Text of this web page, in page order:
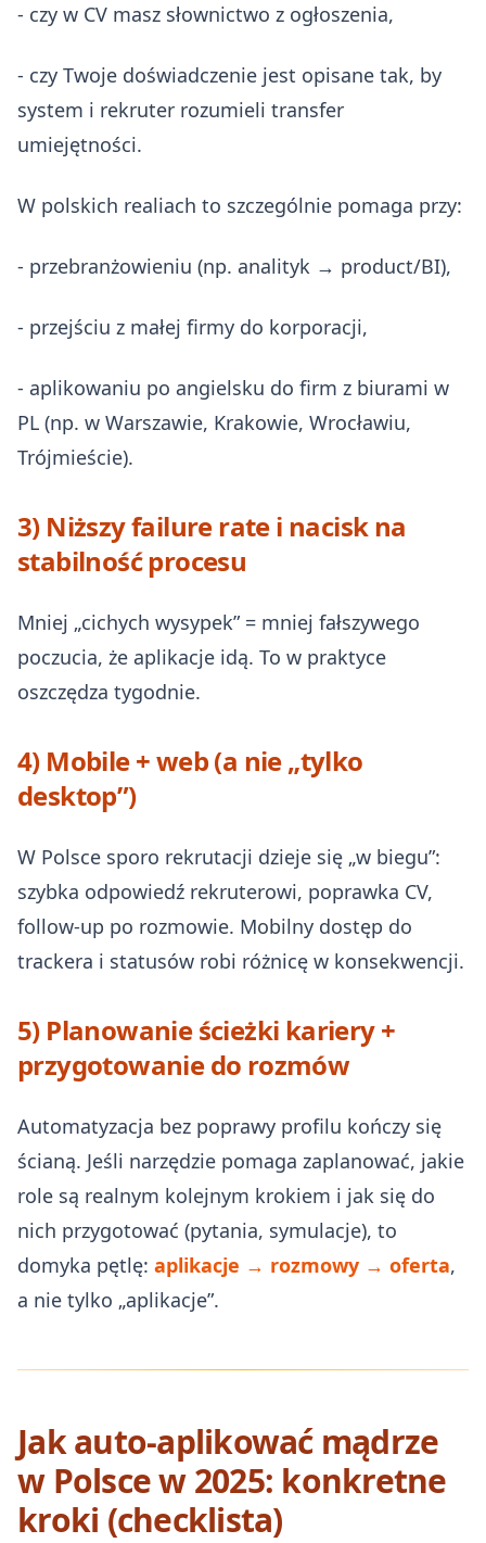
- czy w CV masz słownictwo z ogłoszenia,
- czy Twoje doświadczenie jest opisane tak, by
system i rekruter rozumieli transfer
umiejętności.
W polskich realiach to szczególnie pomaga przy:
- przebranżowieniu (np. analityk → product/BI),
- przejściu z małej firmy do korporacji,
- aplikowaniu po angielsku do firm z biurami w
PL (np. w Warszawie, Krakowie, Wrocławiu,
Trójmieście).
3) Niższy failure rate i nacisk na
stabilność procesu
Mniej „cichych wysypek” = mniej fałszywego
poczucia, że aplikacje idą. To w praktyce
oszczędza tygodnie.
4) Mobile + web (a nie „tylko
desktop”)
W Polsce sporo rekrutacji dzieje się „w biegu”:
szybka odpowiedź rekruterowi, poprawka CV,
follow‑up po rozmowie. Mobilny dostęp do
trackera i statusów robi różnicę w konsekwencji.
5) Planowanie ścieżki kariery +
przygotowanie do rozmów
Automatyzacja bez poprawy profilu kończy się
ścianą. Jeśli narzędzie pomaga zaplanować, jakie
role są realnym kolejnym krokiem i jak się do
nich przygotować (pytania, symulacje), to
domyka pętlę: aplikacje → rozmowy → oferta,
a nie tylko „aplikacje”.
Jak auto‑aplikować mądrze
w Polsce w 2025: konkretne
kroki (checklista)